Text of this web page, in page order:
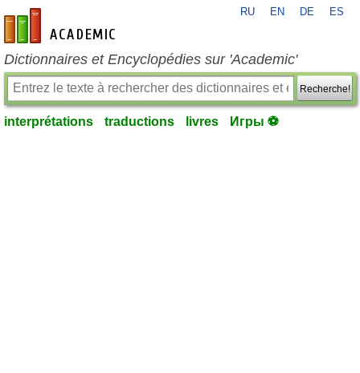
fr-academic.com
RU EN DE ES
Dictionnaires et Encyclopédies sur 'Academic'
Recherche!
interprétations traductions livres Игры ⚽